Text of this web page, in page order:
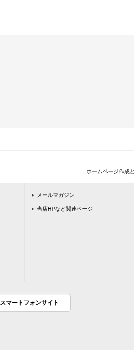
ホームページ作成
メールマガジン
当店HPなど関連ページ
スマートフォンサイト